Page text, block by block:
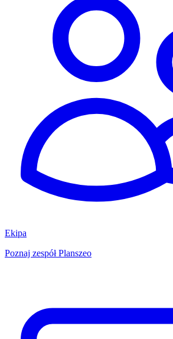
Ekipa
Poznaj zespół Planszeo